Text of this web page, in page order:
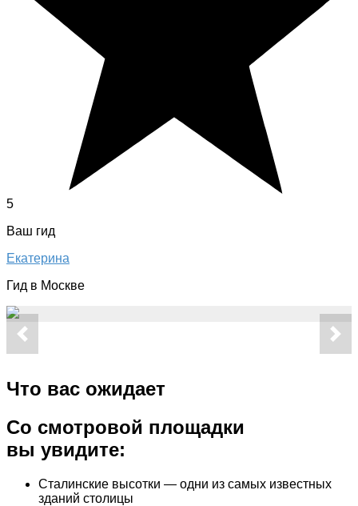
5
Ваш гид
Екатерина
Гид в Москве
Что вас ожидает
Со смотровой площадки
вы увидите:
Сталинские высотки — одни из самых известных
зданий столицы